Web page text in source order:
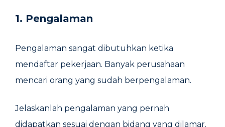
1. Pengalaman
Pengalaman sangat dibutuhkan ketika
mendaftar pekerjaan. Banyak perusahaan
mencari orang yang sudah berpengalaman.
Jelaskanlah pengalaman yang pernah
didapatkan sesuai dengan bidang yang dilamar.